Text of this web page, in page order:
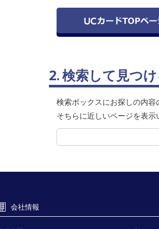
2.検索して見つ
検索ボックスにお探しの内
そちらに近しいページを表示
会社情報